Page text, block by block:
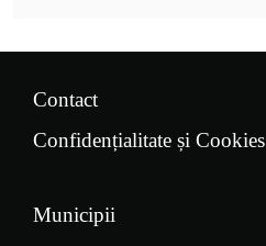
Contact
Confidențialitate și Cookies
Municipii